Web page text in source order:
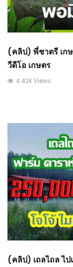
(คลิป) พี่ชาตรี เก
วีดีโอ เกษตร
4.42K Views
(คลิป) เถลไถล ไป